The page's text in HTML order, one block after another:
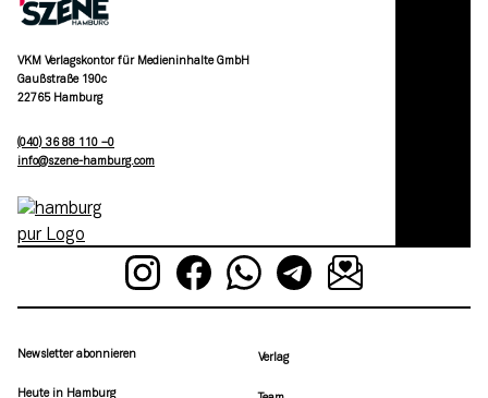
VKM Verlagskontor für Medieninhalte GmbH
Gaußstraße 190c
22765 Hamburg
(040) 36 88 110 –0
moc.grubmah-enezs@ofni
Newsletter abonnieren
Heute in Hamburg
Verlag